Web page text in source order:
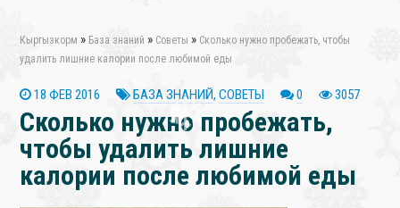
Кыргызкорм » База знаний » Советы » Сколько нужно пробежать, чтобы
удалить лишние калории после любимой еды
18 ФЕВ 2016 БАЗА ЗНАНИЙ,СОВЕТЫ 0 3057
Сколько нужно пробежать,
чтобы удалить лишние
калории после любимой еды
❄